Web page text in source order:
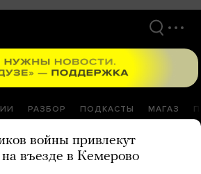
РАЗБОР ПОДКАСТЫ МАГАЗ
войны привлекут
въезде в Кемерово